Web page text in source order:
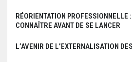
RÉORIENTATION PROFESSIONNELLE
CONNAÎTRE AVANT DE SE LANCER
L’AVENIR DE L’EXTERNALISATION